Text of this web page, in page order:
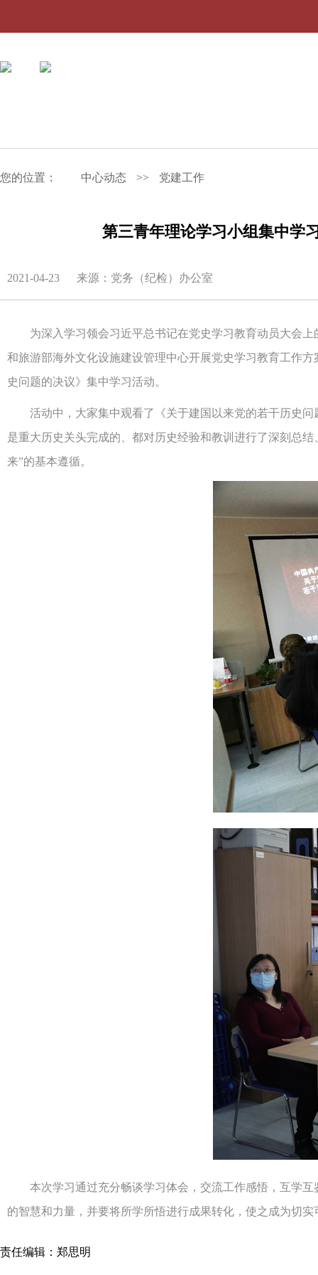
您的位置： 中心动态 >> 党建工作
第三青年理论学习小组集中学
2021-04-23 来源：党务（纪检）办公室
为深入学习领会习近平总书记在党史学习教育动员大会上
和旅游部海外文化设施建设管理中心开展党史学习教育工作
史问题的决议》集中学习活动。
活动中，大家集中观看了《关于建国以来党的若干历史问
是重大历史关头完成的、都对历史经验和教训进行了深刻总
来”的基本遵循。
本次学习通过充分畅谈学习体会，交流工作感悟，互学互
的智慧和力量，并要将所学所悟进行成果转化，使之成为切
责任编辑：郑思明